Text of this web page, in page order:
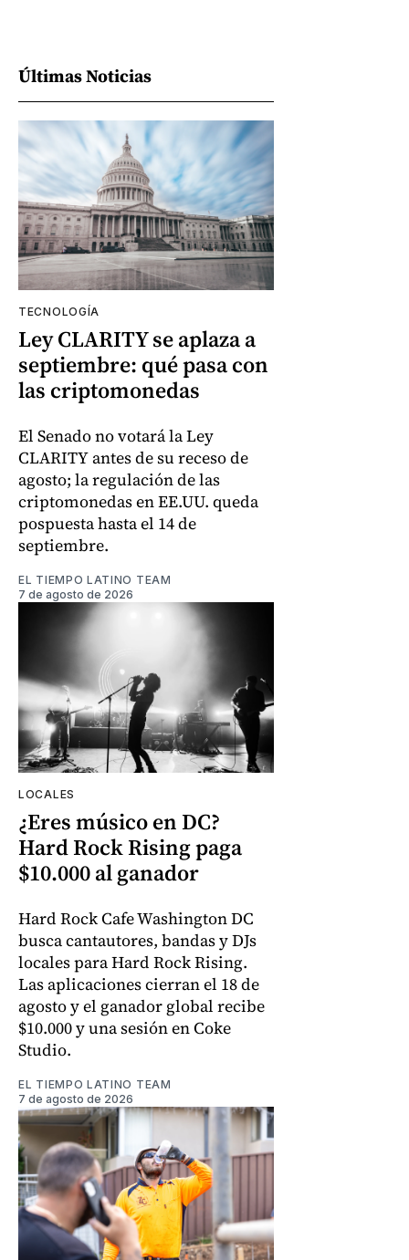
Últimas Noticias
TECNOLOGÍA
Ley CLARITY se aplaza a
septiembre: qué pasa con
las criptomonedas
El Senado no votará la Ley
CLARITY antes de su receso de
agosto; la regulación de las
criptomonedas en EE.UU. queda
pospuesta hasta el 14 de
septiembre.
EL TIEMPO LATINO TEAM
7 de agosto de 2026
LOCALES
¿Eres músico en DC?
Hard Rock Rising paga
$10.000 al ganador
Hard Rock Cafe Washington DC
busca cantautores, bandas y DJs
locales para Hard Rock Rising.
Las aplicaciones cierran el 18 de
agosto y el ganador global recibe
$10.000 y una sesión en Coke
Studio.
EL TIEMPO LATINO TEAM
7 de agosto de 2026